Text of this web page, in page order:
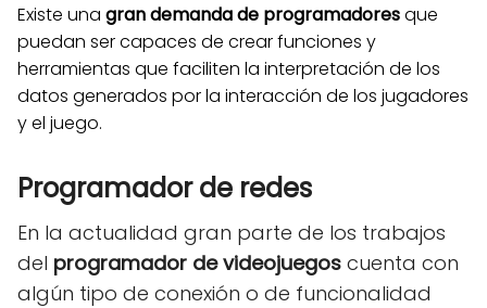
Existe una gran demanda de programadoresque
puedan ser capaces de crear funciones y
herramientas que faciliten la interpretación de los
datos generados por la interacción de los jugadores
y el juego.
Programador de redes
En la actualidad gran parte de los trabajos
del programador de videojuegos cuenta con
algún tipo de conexión o de funcionalidad